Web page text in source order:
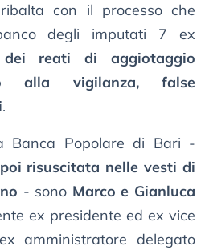
con il processo che
degli imputati 7 ex
dei reati di aggiotaggio
alla vigilanza, false
.
Banca Popolare di Bari -
risuscitata nelle vesti di
- sono Marco e Gianluca
ex presidente ed ex vice
amministratore delegato